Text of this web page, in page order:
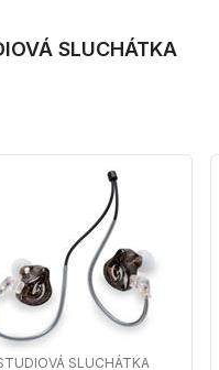
SLUCHÁTKA
SLUCHÁTKA